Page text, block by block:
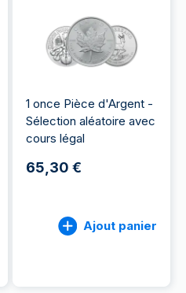
1 once Pièce d'Argent -
Sélection aléatoire avec
cours légal
65,30 €
Ajout panier